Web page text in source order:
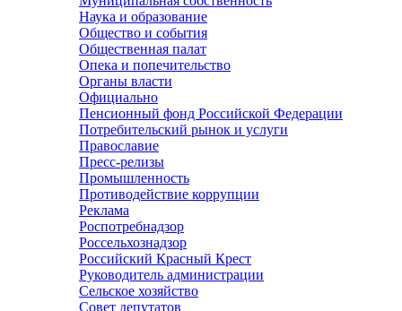
Наука и образование
Общество и события
Общественная палат
Опека и попечительство
Органы власти
Официально
Пенсионный фонд Российской Федерации
Потребительский рынок и услуги
Православие
Пресс-релизы
Промышленность
Противодействие коррупции
Реклама
Роспотребнадзор
Россельхознадзор
Российский Красный Крест
Руководитель администрации
Сельское хозяйство
Совет депутатов